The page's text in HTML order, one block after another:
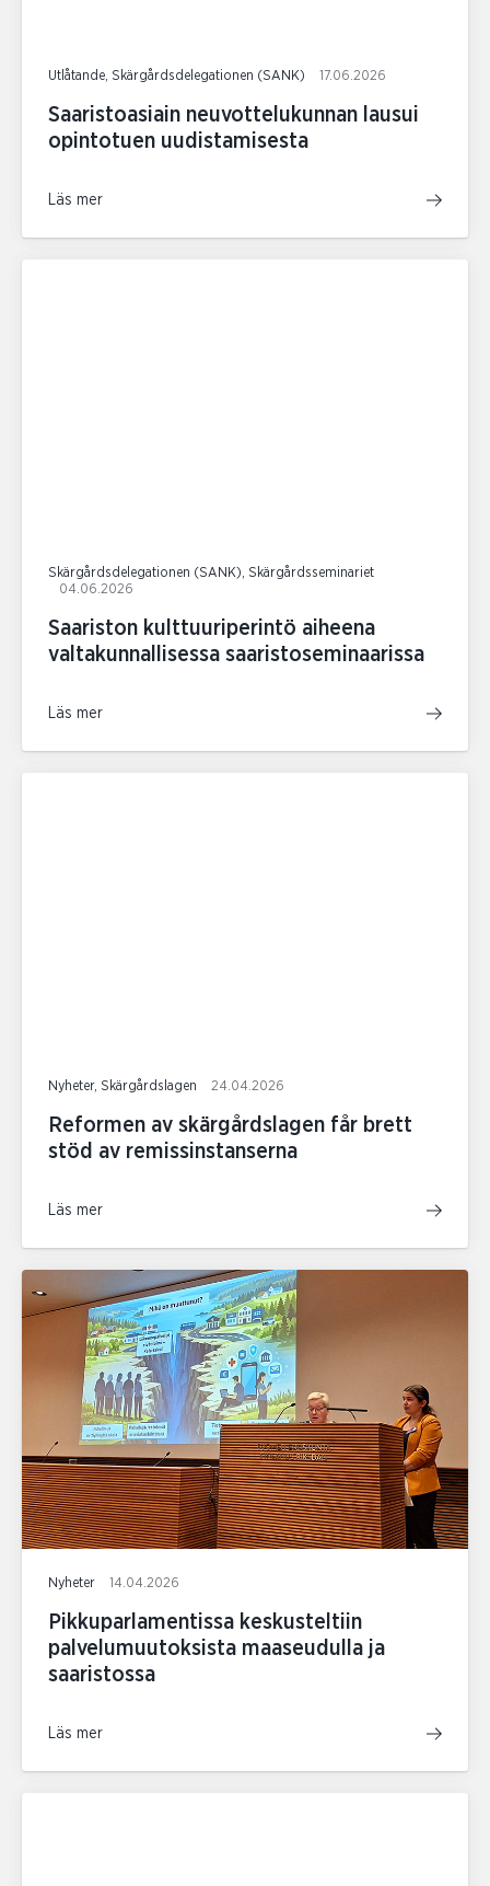
Utlåtande, Skärgårdsdelegationen (SANK) 17.06.2026
Saaristoasiain neuvottelukunnan lausui
opintotuen uudistamisesta
Läs mer
Skärgårdsdelegationen (SANK), Skärgårdsseminariet
04.06.2026
Saariston kulttuuriperintö aiheena
valtakunnallisessa saaristoseminaarissa
Läs mer
Nyheter, Skärgårdslagen 24.04.2026
Reformen av skärgårdslagen får brett
stöd av remissinstanserna
Läs mer
Nyheter 14.04.2026
Pikkuparlamentissa keskusteltiin
palvelumuutoksista maaseudulla ja
saaristossa
Läs mer